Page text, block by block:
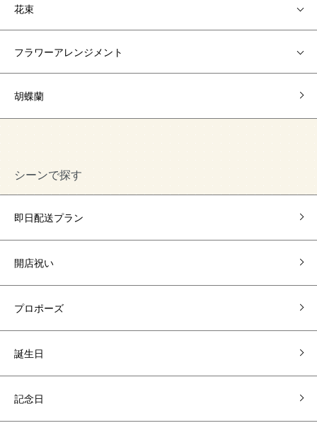
花束
フラワーアレンジメント
胡蝶蘭
シーンで探す
即日配送プラン
開店祝い
プロポーズ
誕生日
記念日